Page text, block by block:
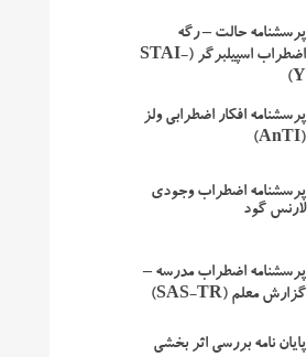
پرسشنامه حالت – رگه
اضطراب اسپیلبرگر (STAI-
Y)
پرسشنامه افکار اضطرابی ولز
(AnTI)
پرسشنامه اضطراب وجودی
لارنس گود
پرسشنامه اضطراب مدرسه –
گزارش معلم (SAS-TR)
پایان نامه بررسی اثر بخشی